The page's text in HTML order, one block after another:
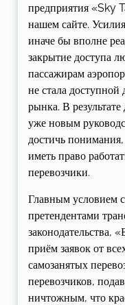
предприятия «Sky
нашем сайте.
иначе бы вполне
закрытие доступа
пассажирам
не стала доступной
рынка. В
уже новым
достичь
иметь право
перевозчики.
Главным условием
претендентами
законодательства,
приём заявок от
самозанятых
перевозчиков,
ничтожным, что